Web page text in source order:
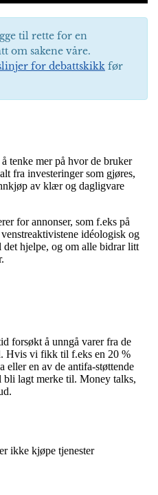
til rette for en
om sakene våre.
for debattskikk før